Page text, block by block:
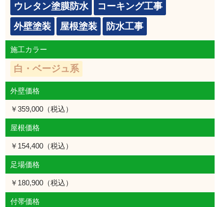
ウレタン塗膜防水
コーキング工事
外壁塗装
屋根塗装 防水工事
施工カラー
白・ベージュ系
外壁価格
￥359,000（税込）
屋根価格
￥154,400（税込）
足場価格
￥180,900（税込）
付帯価格